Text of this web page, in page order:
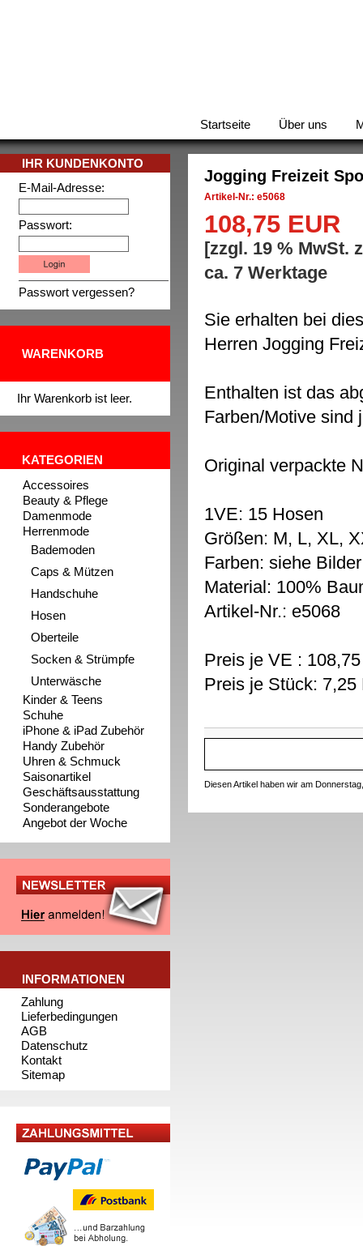
Startseite Über uns
IHR KUNDENKONTO
E-Mail-Adresse:
Passwort:
Passwort vergessen?
WARENKORB
Ihr Warenkorb ist leer.
KATEGORIEN
Accessoires
Beauty & Pflege
Damenmode
Herrenmode
Bademoden
Caps & Mützen
Handschuhe
Hosen
Oberteile
Socken & Strümpfe
Unterwäsche
Kinder & Teens
Schuhe
iPhone & iPad Zubehör
Handy Zubehör
Uhren & Schmuck
Saisonartikel
Geschäftsausstattung
Sonderangebote
Angebot der Woche
INFORMATIONEN
Zahlung
Lieferbedingungen
AGB
Datenschutz
Kontakt
Sitemap
Jogging Freizeit
Artikel-Nr.: e5068
108,75 EUR
[zzgl. 19 % MwSt.
ca. 7 Werktage
Sie erhalten bei
Herren Jogging
Enthalten ist das
Farben/Motive sind
Original verpackte
1VE: 15 Hosen
Größen: M, L, XL,
Farben: siehe Bilder
Material: 100%
Artikel-Nr.: e5068
Preis je VE :
Preis je Stück: 7,25
Diesen Artikel haben wir am